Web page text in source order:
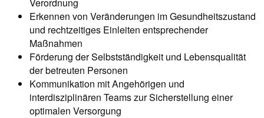
Erkennen von Veränderungen im Gesundheitszustand
und rechtzeitiges Einleiten entsprechender
Maßnahmen
Förderung der Selbstständigkeit und Lebensqualität
der betreuten Personen
Kommunikation mit Angehörigen und
interdisziplinären Teams zur Sicherstellung einer
optimalen Versorgung